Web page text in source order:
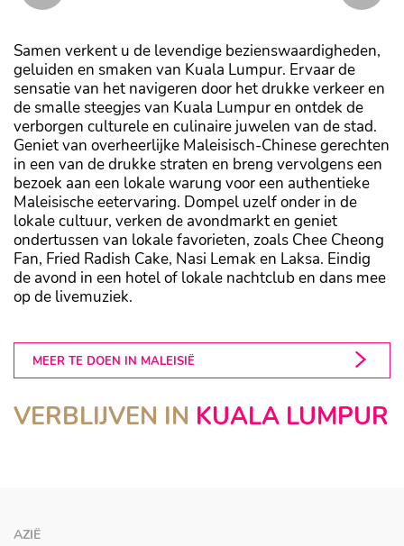
eetkraampjes
Naast food markets vindt u ook tal
Samen verkent u de levendige bezienswaardigheden,
geluiden en smaken van Kuala Lumpur. Ervaar de
sensatie van het navigeren door het drukke verkeer en
de smalle steegjes van Kuala Lumpur en ontdek de
verborgen culturele en culinaire juwelen van de stad.
Geniet van overheerlijke Maleisisch-Chinese gerechten
in een van de drukke straten en breng vervolgens een
bezoek aan een lokale warung voor een authentieke
Maleisische eetervaring. Dompel uzelf onder in de
lokale cultuur, verken de avondmarkt en geniet
ondertussen van lokale favorieten, zoals Chee Cheong
Fan, Fried Radish Cake, Nasi Lemak en Laksa. Eindig
de avond in een hotel of lokale nachtclub en dans mee
op de livemuziek.
MEER TE DOEN IN MALEISIË
VERBLIJVEN IN KUALA LUMPUR
FOUR SEASONS KUALA LUMPUR
Kuala Lumpur
VILLA SAMADHI
AZIË